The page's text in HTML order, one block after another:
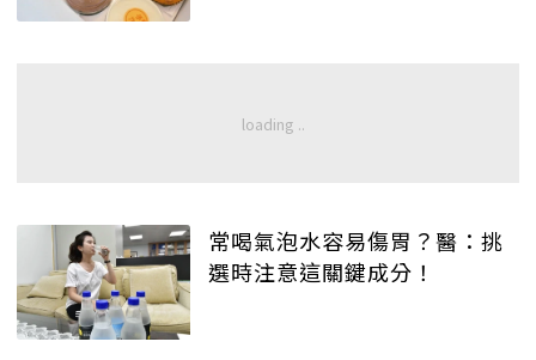
常喝氣泡水容易傷胃？醫：挑
選時注意這關鍵成分！